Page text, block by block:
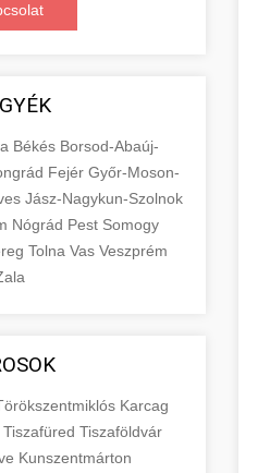
Békés Borsod-Abaúj-
Fejér Győr-Moson-
Jász-Nagykun-Szolnok
Nógrád Pest Somogy
Tolna Vas Veszprém
Karcag
Tiszafüred Tiszaföldvár
Kunszentmárton